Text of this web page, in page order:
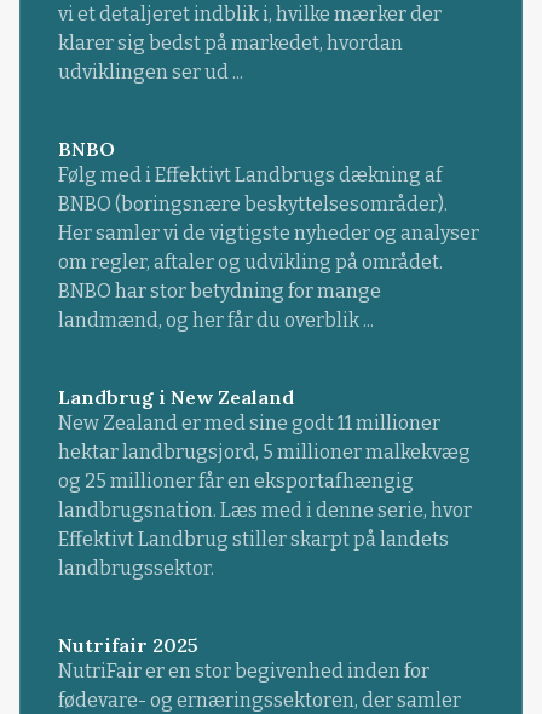
vi et detaljeret indblik i, hvilke mærker der
klarer sig bedst på markedet, hvordan
udviklingen ser ud ...
BNBO
Følg med i Effektivt Landbrugs dækning af
BNBO (boringsnære beskyttelsesområder).
Her samler vi de vigtigste nyheder og analyser
om regler, aftaler og udvikling på området.
BNBO har stor betydning for mange
landmænd, og her får du overblik ...
Landbrug i New Zealand
New Zealand er med sine godt 11 millioner
hektar landbrugsjord, 5 millioner malkekvæg
og 25 millioner får en eksportafhængig
landbrugsnation. Læs med i denne serie, hvor
Effektivt Landbrug stiller skarpt på landets
landbrugssektor.
Nutrifair 2025
NutriFair er en stor begivenhed inden for
fødevare- og ernæringssektoren, der samler